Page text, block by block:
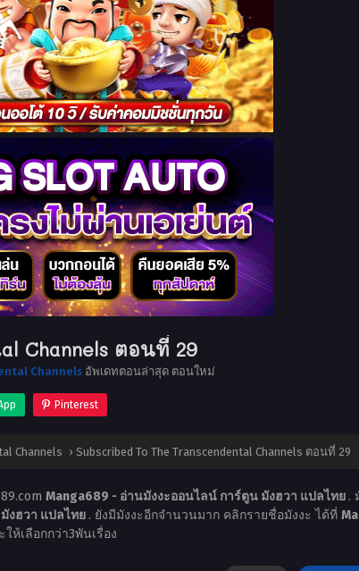
Channels ตอนที่ 29
Channels อัพเดทตอนล่าสุด ตอนใหม่
Pinterest
Channels › Subscribed To The Transcendental Channels ตอนที่ 29
Manga689 - อ่านมังงะออนไลน์ การ์ตูน มังฮวา แปลไทย .
งฮวา แปลไทย . ยังมีมังงะอีกจำนวนมาก คลิกรายชื่อมังงะ ได้ที่
ให้เลือกกว่า3พันเรื่อง